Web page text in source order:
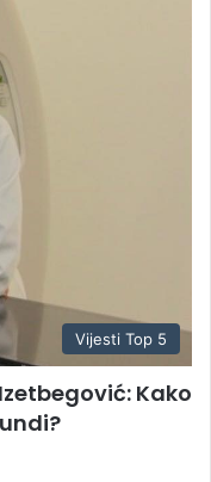
Vijesti Top 5
Izetbegović: Kako